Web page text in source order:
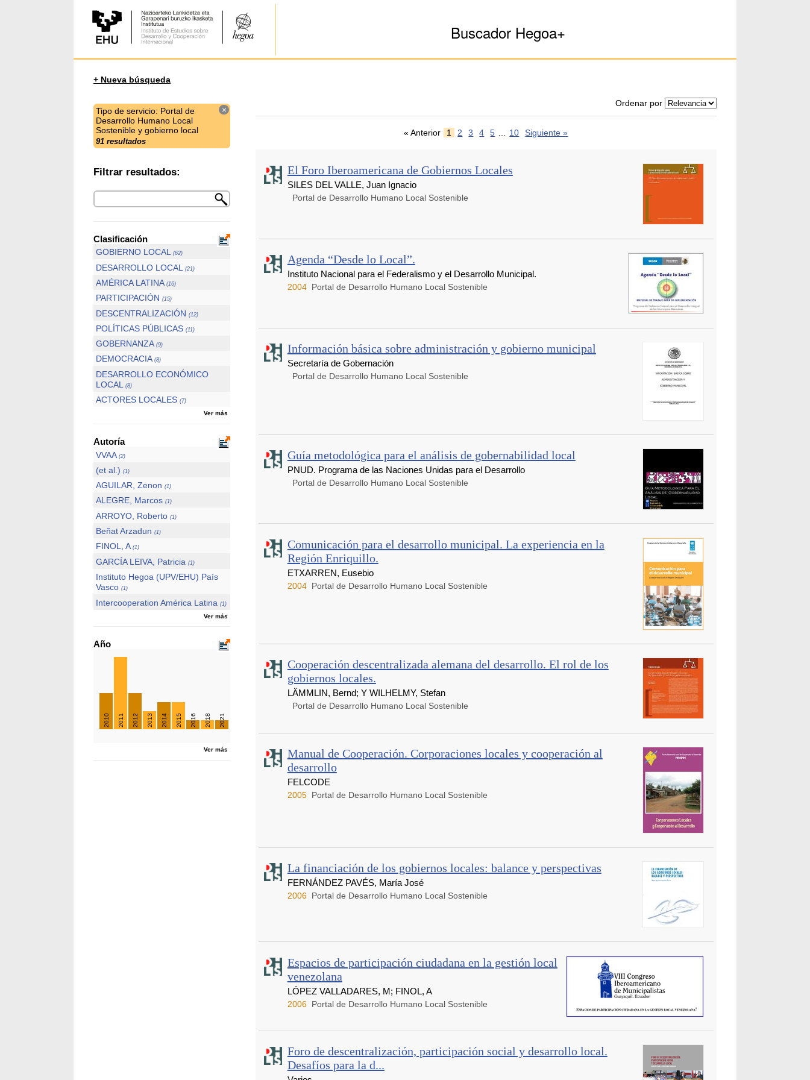
Buscador Hegoa+
+ Nueva búsqueda
Tipo de servicio: Portal de
Desarrollo Humano Local
Sostenible y gobierno local
91 resultados
×
Filtrar resultados:
Clasificación
GOBIERNO LOCAL (62)
DESARROLLO LOCAL (21)
AMÉRICA LATINA (16)
PARTICIPACIÓN (15)
DESCENTRALIZACIÓN (12)
POLÍTICAS PÚBLICAS (11)
GOBERNANZA (9)
DEMOCRACIA (8)
DESARROLLO ECONÓMICO
LOCAL
(8)
ACTORES LOCALES (7)
Ver más
Autoría
VVAA (2)
(et al.) (1)
AGUILAR, Zenon (1)
ALEGRE, Marcos (1)
ARROYO, Roberto (1)
Beñat Arzadun (1)
FINOL, A (1)
GARCÍA LEIVA, Patricia (1)
Instituto Hegoa (UPV/EHU) País
Vasco (1)
Intercooperation América Latina (1)
Ver más
Año
2010 2011 2012 2013 2014 2015 2016 2018 2021
Ver más
Ordenar por
« Anterior 1 2 3 4 5 … 10 Siguiente »
El Foro Iberoamericana de Gobiernos Locales
SILES DEL VALLE, Juan Ignacio
Portal de Desarrollo Humano Local Sostenible
Agenda “Desde lo Local”.
Instituto Nacional para el Federalismo y el Desarrollo Municipal.
2004 Portal de Desarrollo Humano Local Sostenible
Información básica sobre administración y gobierno municipal
Secretaría de Gobernación
Portal de Desarrollo Humano Local Sostenible
Guía metodológica para el análisis de gobernabilidad local
PNUD. Programa de las Naciones Unidas para el Desarrollo
Portal de Desarrollo Humano Local Sostenible
Comunicación para el desarrollo municipal. La experiencia en la
Región Enriquillo.
ETXARREN, Eusebio
2004 Portal de Desarrollo Humano Local Sostenible
Cooperación descentralizada alemana del desarrollo. El rol de los
gobiernos locales.
LÄMMLIN, Bernd; Y WILHELMY, Stefan
Portal de Desarrollo Humano Local Sostenible
Manual de Cooperación. Corporaciones locales y cooperación al
desarrollo
FELCODE
2005 Portal de Desarrollo Humano Local Sostenible
La financiación de los gobiernos locales: balance y perspectivas
FERNÁNDEZ PAVÉS, María José
2006 Portal de Desarrollo Humano Local Sostenible
Espacios de participación ciudadana en la gestión local
venezolana
LÓPEZ VALLADARES, M; FINOL, A
2006 Portal de Desarrollo Humano Local Sostenible
Foro de descentralización, participación social y desarrollo local.
Desafíos para la d...